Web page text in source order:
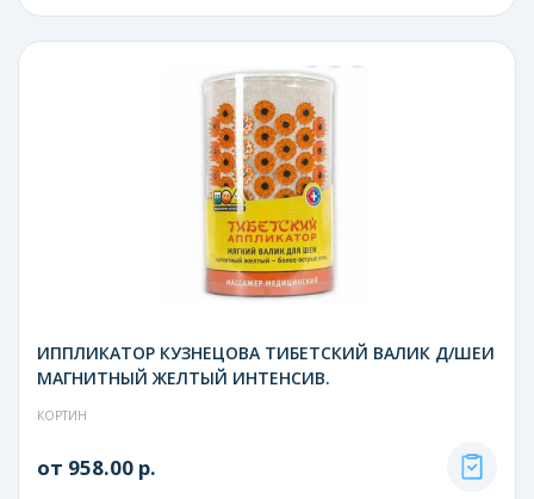
ИППЛИКАТОР КУЗНЕЦОВА ТИБЕТСКИЙ ВАЛИК Д/ШЕИ
МАГНИТНЫЙ ЖЕЛТЫЙ ИНТЕНСИВ.
КОРТИН
от 958.00 р.